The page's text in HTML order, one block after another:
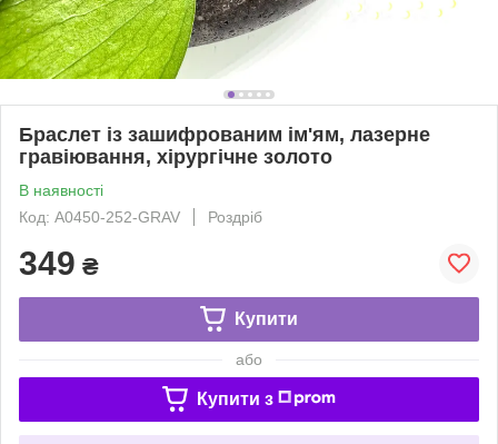
Браслет із зашифрованим ім'ям, лазерне
гравіювання, хірургічне золото
В наявності
Код: A0450-252-GRAV
Роздріб
349 ₴
Купити
або
Купити з